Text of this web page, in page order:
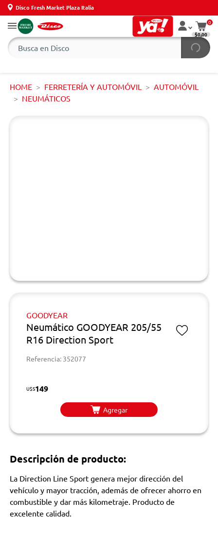
Disco Fresh Market Plaza Italia
0
$0,00
HOME FERRETERÍA Y AUTOMÓVIL
AUTOMÓVIL
NEUMÁTICOS
GOODYEAR
Neumático GOODYEAR 205/55
R16 Direction Sport
Referencia: 352077
U$S149
Agregar
Descripción de producto:
La Direction Line Sport genera mejor dirección del
vehículo y mayor tracción, además de ofrecer ahorro en
combustible y dar más kilometraje. Producto de
excelente calidad.